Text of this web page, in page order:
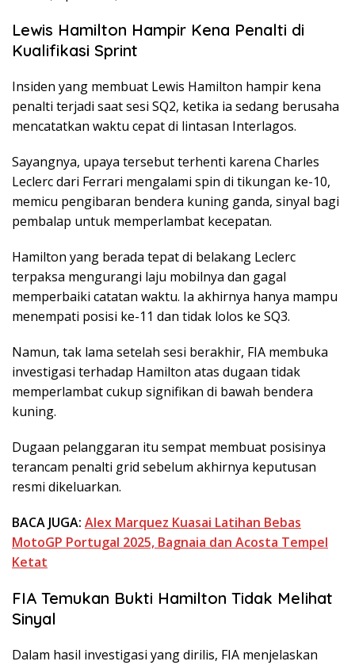
Lewis Hamilton Hampir Kena Penalti di
Kualifikasi Sprint
Insiden yang membuat Lewis Hamilton hampir kena
penalti terjadi saat sesi SQ2, ketika ia sedang berusaha
mencatatkan waktu cepat di lintasan Interlagos.
Sayangnya, upaya tersebut terhenti karena Charles
Leclerc dari Ferrari mengalami spin di tikungan ke-10,
memicu pengibaran bendera kuning ganda, sinyal bagi
pembalap untuk memperlambat kecepatan.
Hamilton yang berada tepat di belakang Leclerc
terpaksa mengurangi laju mobilnya dan gagal
memperbaiki catatan waktu. Ia akhirnya hanya mampu
menempati posisi ke-11 dan tidak lolos ke SQ3.
Namun, tak lama setelah sesi berakhir, FIA membuka
investigasi terhadap Hamilton atas dugaan tidak
memperlambat cukup signifikan di bawah bendera
kuning.
Dugaan pelanggaran itu sempat membuat posisinya
terancam penalti grid sebelum akhirnya keputusan
resmi dikeluarkan.
BACA JUGA: Alex Marquez Kuasai Latihan Bebas
MotoGP Portugal 2025, Bagnaia dan Acosta Tempel
Ketat
FIA Temukan Bukti Hamilton Tidak Melihat
Sinyal
Dalam hasil investigasi yang dirilis, FIA menjelaskan